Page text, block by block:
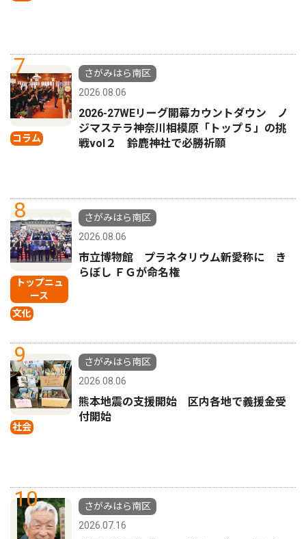
7
コラム
さがみはら南区
2026.08.06
2026-27WEリーグ開幕カウントダウン ノ
ジマステラ神奈川相模原「トップ５」の挑
戦vol２ 鈴鹿神社で必勝祈願
8
トップニュ
ース
文化
さがみはら南区
2026.08.06
市立博物館 プラネタリウム新愛称に き
らぼし ＦＧが命名権
9
社会
さがみはら南区
2026.08.06
熊本地震の支援開始 区内各地で義援金受
付開始
10
さがみはら南区
2026.07.16